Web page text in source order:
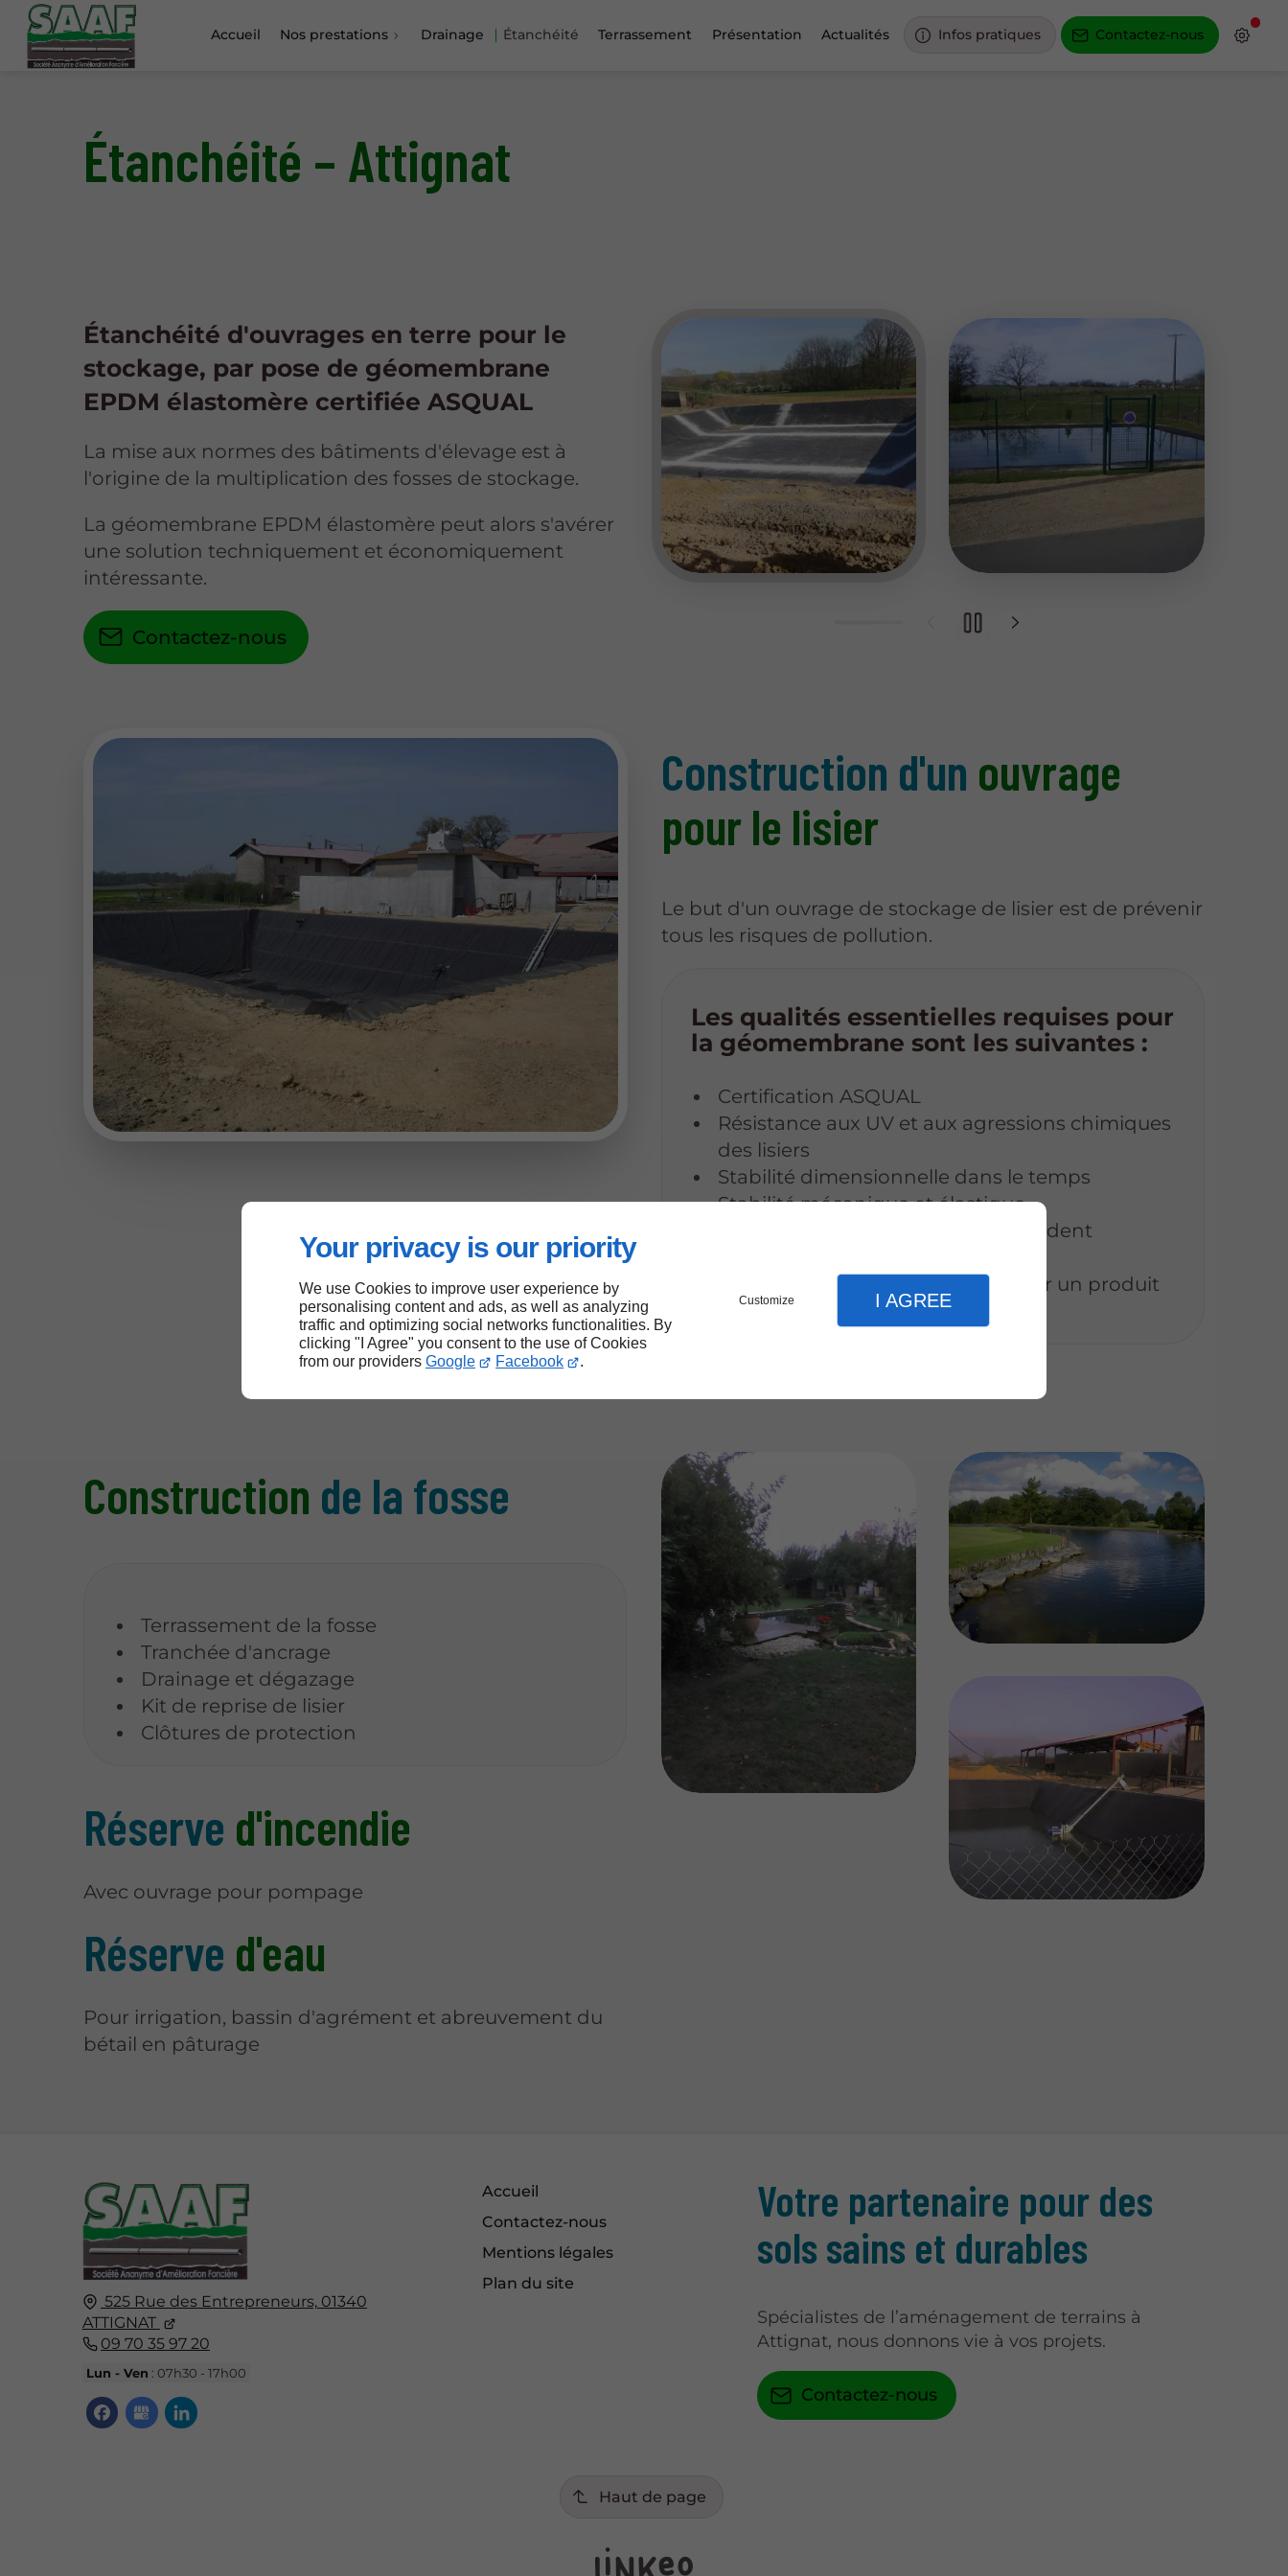
Your privacy is our priority
We use Cookies to improve user experience by
personalising content and ads, as well as analyzing
traffic and optimizing social networks functionalities. By
clicking "I Agree" you consent to the use of Cookies
from our providers Google Facebook .
Customize I AGREE
Accueil Nos prestations Drainage Étanchéité Terrassement Présentation Actualités Infos pratiques Contactez-nous
Étanchéité – Attignat
Étanchéité d'ouvrages en terre pour le
stockage, par pose de géomembrane
EPDM élastomère certifiée ASQUAL
La mise aux normes des bâtiments d'élevage est à
l'origine de la multiplication des fosses de stockage.
La géomembrane EPDM élastomère peut alors s'avérer
une solution techniquement et économiquement
intéressante.
Contactez-nous
Construction d'un ouvrage
pour le lisier
Le but d'un ouvrage de stockage de lisier est de prévenir
tous les risques de pollution.
Les qualités essentielles requises pour
la géomembrane sont les suivantes :
Certification ASQUAL
Résistance aux UV et aux agressions chimiques
des lisiers
Stabilité dimensionnelle dans le temps
Stabilité mécanique et élastique
Facilité de réparation en cas d'accident
Garantie d'étanchéité de 10 ans sur un produit
géomembrane
Construction de la fosse
Terrassement de la fosse
Tranchée d'ancrage
Drainage et dégazage
Kit de reprise de lisier
Clôtures de protection
Réserve d'incendie
Avec ouvrage pour pompage
Réserve d'eau
Pour irrigation, bassin d'agrément et abreuvement du
bétail en pâturage
525 Rue des Entrepreneurs, 01340
ATTIGNAT
09 70 35 97 20
Lun - Ven : 07h30 - 17h00
Accueil
Contactez-nous
Mentions légales
Plan du site
Votre partenaire pour des
sols sains et durables
Spécialistes de l’aménagement de terrains à
Attignat, nous donnons vie à vos projets.
Contactez-nous
Haut de page